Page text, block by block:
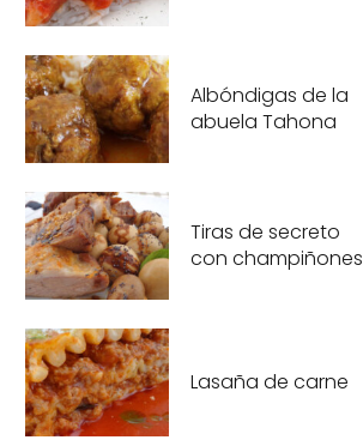
Albóndigas de la
abuela Tahona
Tiras de secreto
con champiñones
Lasaña de carne